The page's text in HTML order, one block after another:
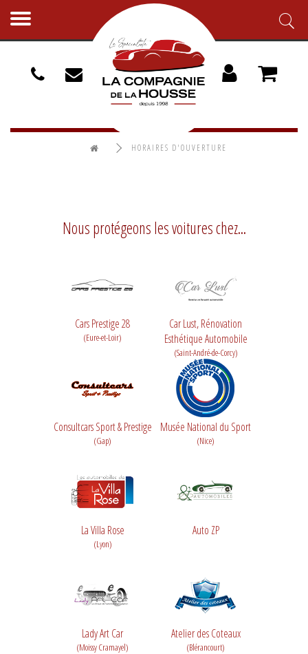
Toggle
HORAIRES D'OUVERTURE
Nous protégeons les voitures chez...
Cars Prestige 28
(Eure-et-Loir)
Car Lust, Rénovation
Esthétique Automobile
(Saint-André-de-Corcy)
Consultcars Sport & Prestige
(Gap)
Musée National du Sport
(Nice)
La Villa Rose
(Lyon)
Auto ZP
Lady Art Car
(Moissy Cramayel)
Atelier des Coteaux
(Blérancourt)